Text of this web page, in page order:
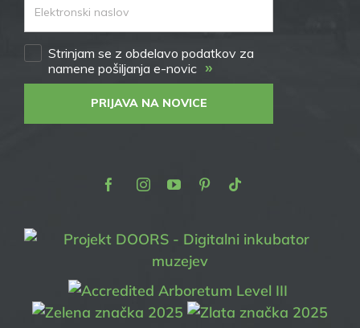
Strinjam se z obdelavo podatkov za
namene pošiljanja e-novic »
PRIJAVA NA NOVICE
FacebookInstagram
YoutubePinterest